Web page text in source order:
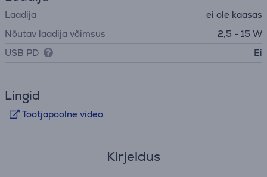
Laadija
ei ole kaasas
Nõutav laadija võimsus
2,5 - 15 W
USB PD
Ei
Lingid
Tootjapoolne video
Kirjeldus